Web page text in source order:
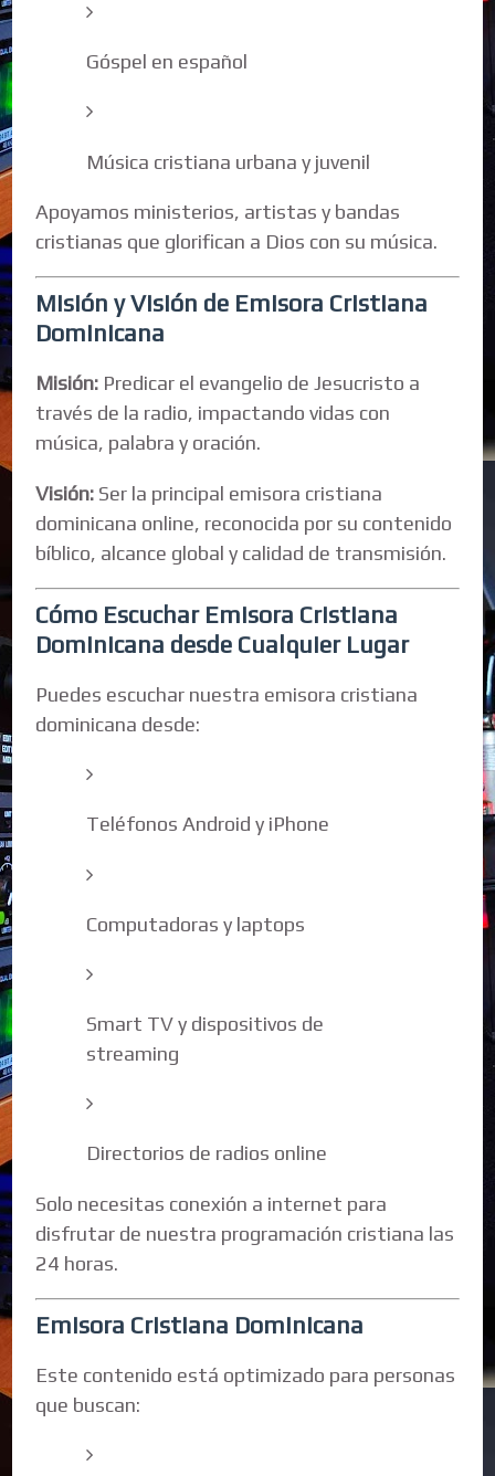
Góspel en español
Música cristiana urbana y juvenil
Apoyamos ministerios, artistas y bandas
cristianas que glorifican a Dios con su música.
Misión y Visión de Emisora Cristiana
Dominicana
Misión: Predicar el evangelio de Jesucristo a
través de la radio, impactando vidas con
música, palabra y oración.
Visión: Ser la principal emisora cristiana
dominicana online, reconocida por su contenido
bíblico, alcance global y calidad de transmisión.
Cómo Escuchar Emisora Cristiana
Dominicana desde Cualquier Lugar
Puedes escuchar nuestra emisora cristiana
dominicana desde:
Teléfonos Android y iPhone
Computadoras y laptops
Smart TV y dispositivos de
streaming
Directorios de radios online
Solo necesitas conexión a internet para
disfrutar de nuestra programación cristiana las
24 horas.
Emisora Cristiana Dominicana
Este contenido está optimizado para personas
que buscan: